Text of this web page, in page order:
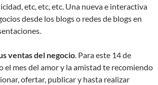
etc, etc, etc. Una nueva e interactiva
desde los blogs o redes de blogs en
ventas del negocio. Para este 14 de
el mes del amor y la amistad te recomiendo
ofertar, publicar y hasta realizar